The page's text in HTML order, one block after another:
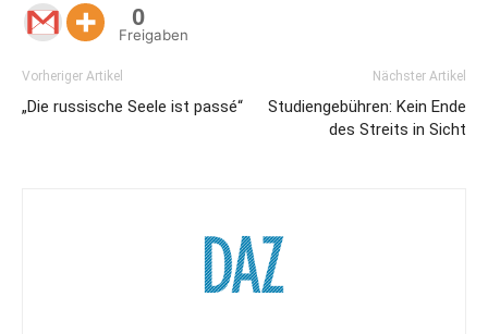
0
Freigaben
Vorheriger Artikel
„Die russische Seele ist passé“
Nächster Artikel
Studiengebühren: Kein Ende
des Streits in Sicht